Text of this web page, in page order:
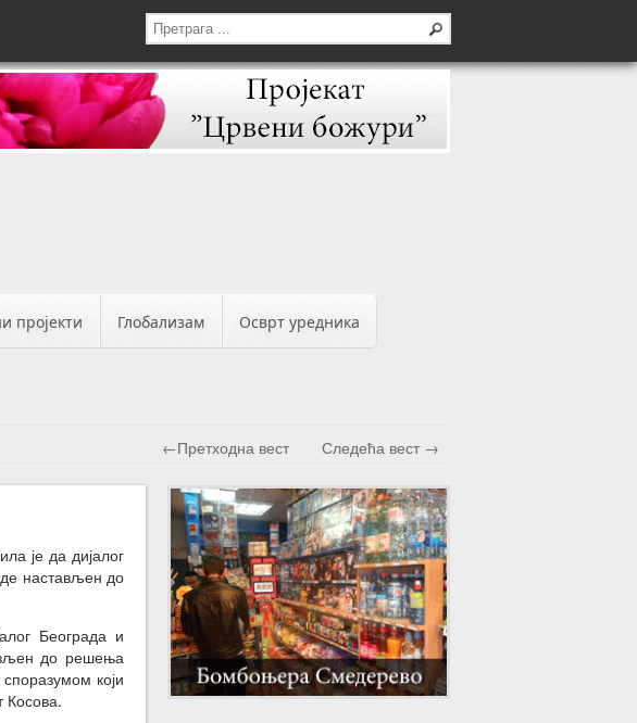
пројекти Глобализам Осврт уредника
←Претходна вест Следећа вест →
је да дијалог
настављен до
Београда и
до решења
који
Косова.